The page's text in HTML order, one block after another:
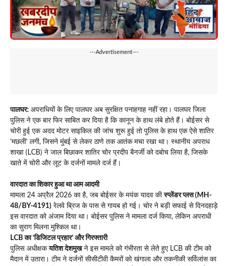
---Advertisement---
पालघर: अपराधियों के लिए पालघर अब सुरक्षित पनाहगाह नहीं रहा। पालघर जिला
पुलिस ने एक बार फिर साबित कर दिया है कि कानून के हाथ लंबे होते हैं। बोईसर से
चोरी हुई एक अदद मोटर साइकिल की जांच शुरू हुई तो पुलिस के हाथ एक ऐसे शातिर
‘मछली’ लगी, जिसने मुंबई से लेकर ठाणे तक आतंक मचा रखा था। स्थानीय अपराध
शाखा (LCB) ने जाल बिछाकर शातिर चोर प्रदीप बैनर्जी को दबोच लिया है, जिसके
खाते में चोरी और लूट के दर्जनों मामले दर्ज हैं।
वारदात का शिकार हुआ था आम आदमी
मामला 24 अप्रैल 2026 का है, जब बोईसर के मयंक यादव कीस्प्लेंडर प्लस (MH-
48/BY-4191) रेलवे ब्रिज के पास से गायब हो गई। चोर ने बड़ी सफाई से दिनदहाड़े
इस वारदात को अंजाम दिया था। बोईसर पुलिस ने मामला दर्ज किया, लेकिन अपराधी
का सुराग मिलना मुश्किल था।
LCB का ‘डिजिटल प्रहार’ और गिरफ्तारी
पुलिस अधीक्षकयतिश देशमुखने इस मामले को गंभीरता से लेते हुए LCB की टीम को
मैदान में उतारा। टीम ने दर्जनों सीसीटीवी कैमरों को खंगाला और तकनीकी सर्विलांस का